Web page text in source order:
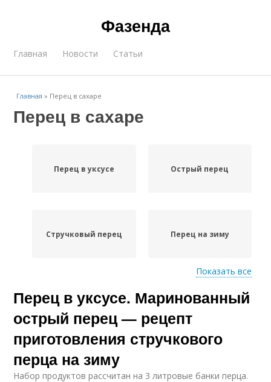
Фазенда
Главная Новости Статьи
Главная » Перец в сахаре
Перец в сахаре
Перец в уксусе Острый перец
Стручковый перец Перец на зиму
Перец в масле Перец в банке
Показать все
Перец в уксусе. Маринованный
острый перец — рецепт
приготовления стручкового
перца на зиму
Набор продуктов рассчитан на 3 литровые банки перца.